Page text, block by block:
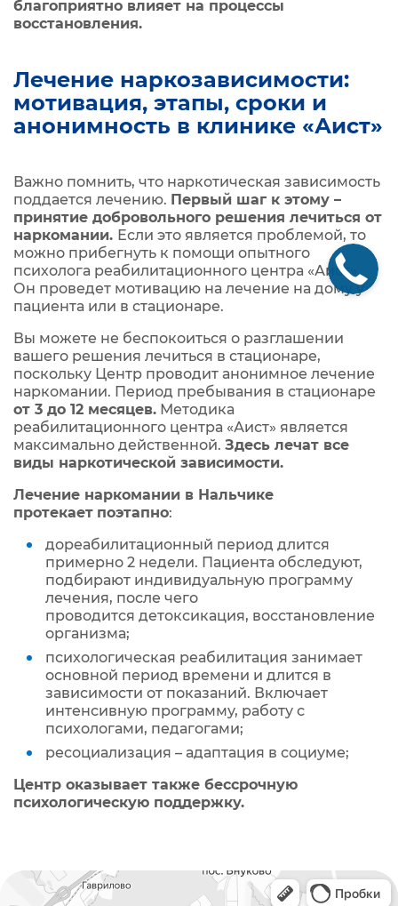
благоприятно влияет на процессы
восстановления.
Лечение наркозависимости:
мотивация, этапы, сроки и
анонимность в клинике «Аист»
Важно помнить, что наркотическая зависимость
поддается лечению. Первый шаг к этому –
принятие добровольного решения лечиться от
наркомании. Если это является проблемой, то
можно прибегнуть к помощи опытного
психолога реабилитационного центра «Аист».
Он проведет мотивацию на лечение на дому у
пациента или в стационаре.
Вы можете не беспокоиться о разглашении
вашего решения лечиться в стационаре,
поскольку Центр проводит анонимное лечение
наркомании. Период пребывания в стационаре
от 3 до 12 месяцев. Методика
реабилитационного центра «Аист» является
максимально действенной. Здесь лечат все
виды наркотической зависимости.
Лечение наркомании в Нальчике
протекает поэтапно:
дореабилитационный период длится
примерно 2 недели. Пациента обследуют,
подбирают индивидуальную программу
лечения, после чего
проводится детоксикация, восстановление
организма;
психологическая реабилитация занимает
основной период времени и длится в
зависимости от показаний. Включает
интенсивную программу, работу с
психологами, педагогами;
ресоциализация – адаптация в социуме;
Центр оказывает также бессрочную
психологическую поддержку.